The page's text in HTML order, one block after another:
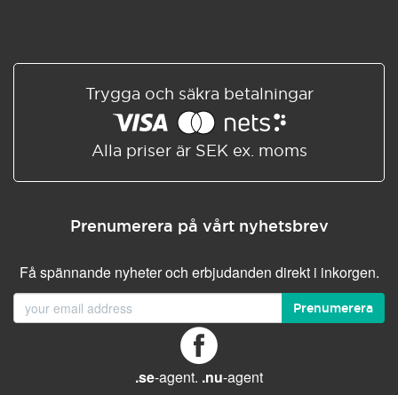
Trygga och säkra betalningar
Alla priser är SEK ex. moms
Prenumerera på vårt nyhetsbrev
Få spännande nyheter och erbjudanden direkt i inkorgen.
Prenumerera
.se-agent. .nu-agent